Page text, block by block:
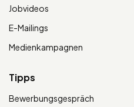
Jobvideos
E-Mailings
Medienkampagnen
Tipps
Bewerbungsgespräch